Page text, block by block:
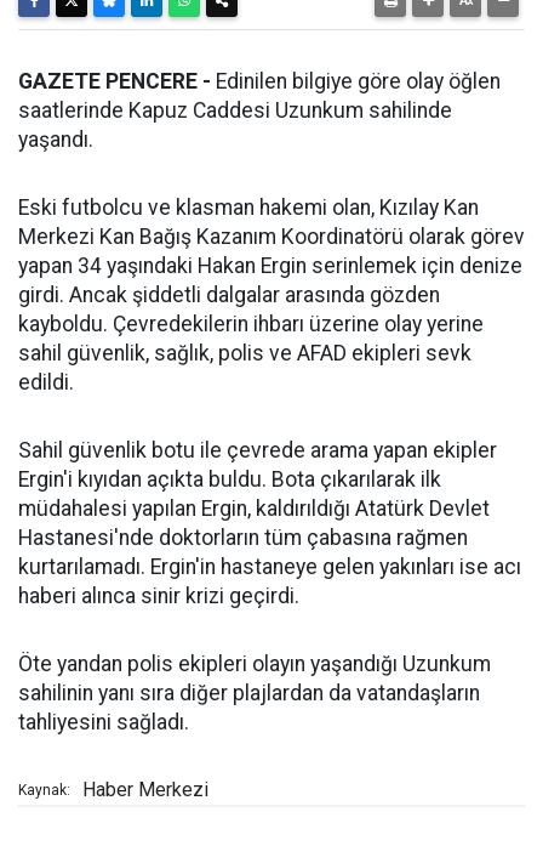
GAZETE PENCERE - Edinilen bilgiye göre olay öğlen
saatlerinde Kapuz Caddesi Uzunkum sahilinde
yaşandı.
Eski futbolcu ve klasman hakemi olan, Kızılay Kan
Merkezi Kan Bağış Kazanım Koordinatörü olarak görev
yapan 34 yaşındaki Hakan Ergin serinlemek için denize
girdi. Ancak şiddetli dalgalar arasında gözden
kayboldu. Çevredekilerin ihbarı üzerine olay yerine
sahil güvenlik, sağlık, polis ve AFAD ekipleri sevk
edildi.
Sahil güvenlik botu ile çevrede arama yapan ekipler
Ergin'i kıyıdan açıkta buldu. Bota çıkarılarak ilk
müdahalesi yapılan Ergin, kaldırıldığı Atatürk Devlet
Hastanesi'nde doktorların tüm çabasına rağmen
kurtarılamadı. Ergin'in hastaneye gelen yakınları ise acı
haberi alınca sinir krizi geçirdi.
Öte yandan polis ekipleri olayın yaşandığı Uzunkum
sahilinin yanı sıra diğer plajlardan da vatandaşların
tahliyesini sağladı.
Kaynak: Haber Merkezi